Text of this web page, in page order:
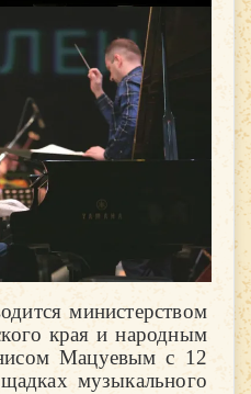
министерством
края и народным
Мацуевым с 12
музыкального